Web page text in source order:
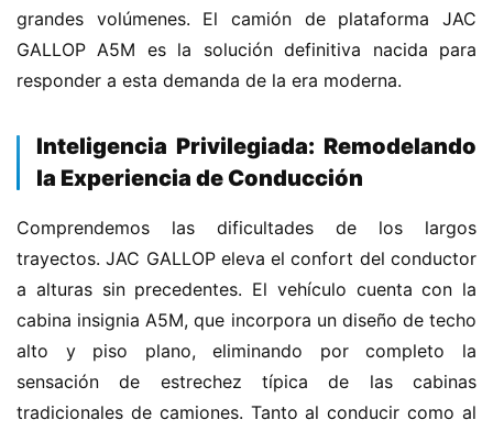
grandes volúmenes. El camión de plataforma JAC
GALLOP A5M es la solución definitiva nacida para
responder a esta demanda de la era moderna.
​Inteligencia Privilegiada: Remodelando
la Experiencia de Conducción​
Comprendemos las dificultades de los largos
trayectos. JAC GALLOP eleva el confort del conductor
a alturas sin precedentes. El vehículo cuenta con la
cabina insignia A5M, que incorpora un diseño de techo
alto y piso plano, eliminando por completo la
sensación de estrechez típica de las cabinas
tradicionales de camiones. Tanto al conducir como al